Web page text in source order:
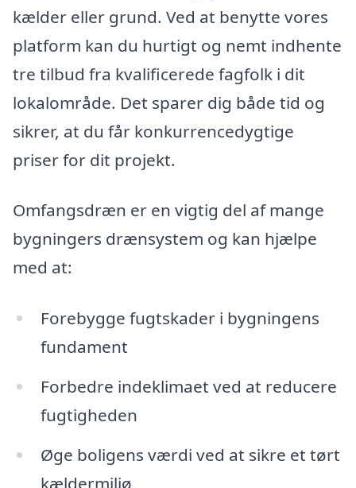
kælder eller grund. Ved at benytte vores
platform kan du hurtigt og nemt indhente
tre tilbud fra kvalificerede fagfolk i dit
lokalområde. Det sparer dig både tid og
sikrer, at du får konkurrencedygtige
priser for dit projekt.
Omfangsdræn er en vigtig del af mange
bygningers drænsystem og kan hjælpe
med at:
Forebygge fugtskader i bygningens
fundament
Forbedre indeklimaet ved at reducere
fugtigheden
Øge boligens værdi ved at sikre et tørt
kældermiljø